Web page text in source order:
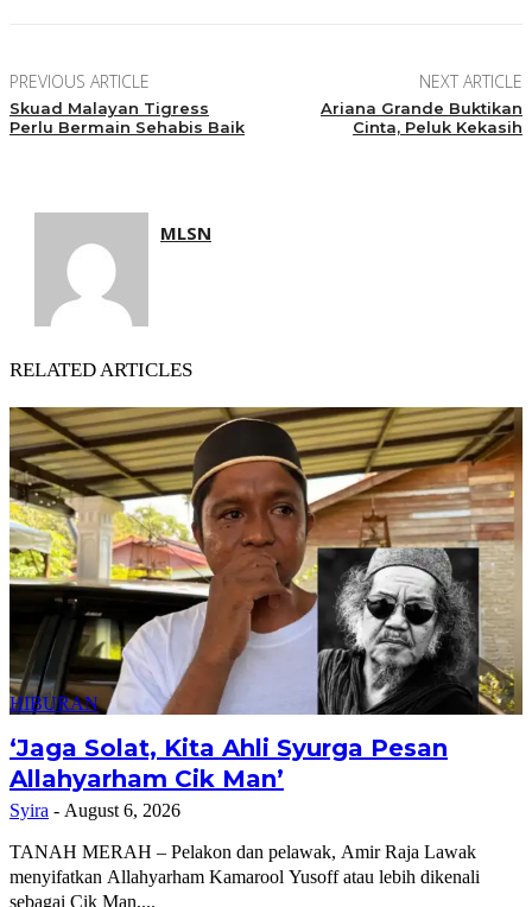
PREVIOUS ARTICLE
Skuad Malayan Tigress
Perlu Bermain Sehabis Baik
NEXT ARTICLE
Ariana Grande Buktikan
Cinta, Peluk Kekasih
MLSN
RELATED ARTICLES
HIBURAN
‘Jaga Solat, Kita Ahli Syurga Pesan
Allahyarham Cik Man’
Syira - August 6, 2026
TANAH MERAH – Pelakon dan pelawak, Amir Raja Lawak
menyifatkan Allahyarham Kamarool Yusoff atau lebih dikenali
sebagai Cik Man,...